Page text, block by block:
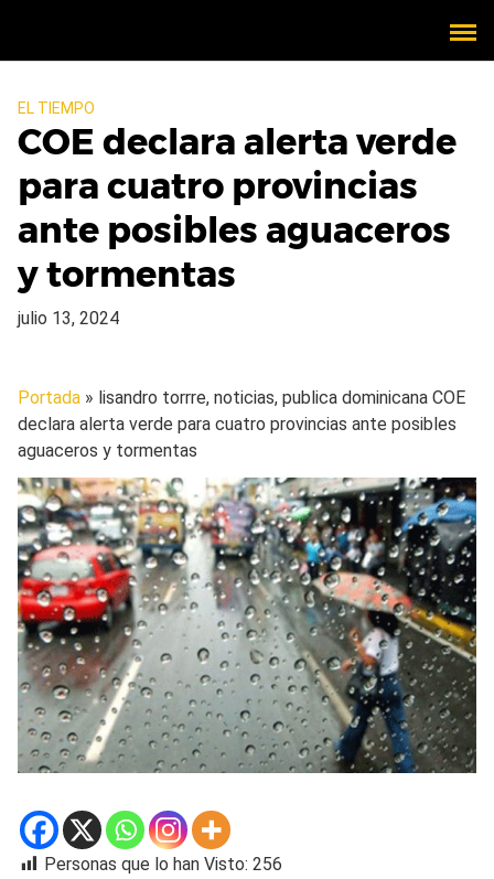
EL TIEMPO
COE declara alerta verde
para cuatro provincias
ante posibles aguaceros
y tormentas
julio 13, 2024
Portada » lisandro torrre, noticias, publica dominicana COE
declara alerta verde para cuatro provincias ante posibles
aguaceros y tormentas
Personas que lo han Visto: 256